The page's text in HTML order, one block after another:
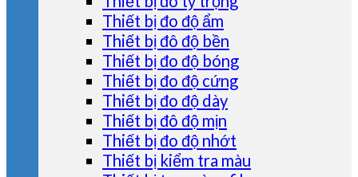
Thiết bị đo độ ẩm
Thiết bị đô độ bền
Thiết bị đo độ bóng
Thiết bị đo độ cứng
Thiết bị đo độ dày
Thiết bị đô độ mịn
Thiết bị đo độ nhớt
Thiết bị kiểm tra màu